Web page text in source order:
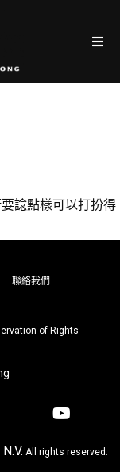
諗點樣可以打扮得
聯絡我們
of Rights
All rights reserved.